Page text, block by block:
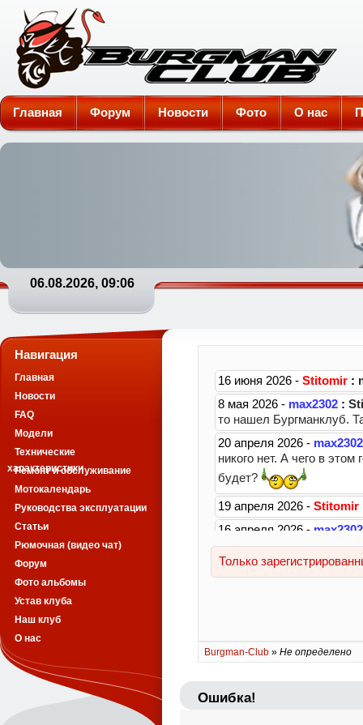
Burgman-Club
Главная Форум Новости Фото О нас
06.08.2026, 09:06
Burgman-Club » Не определено
Ошибка!
Навигация
Главная
Новости
FAQ
Модели
Технические
характеристики
Ремонт и обслуживание
Мотокалендарь
Руководства эксплуатации
Статьи
Рюмочная (видео чат)
Форум
Фото альбомы
Устав клуба
Наш клуб
О нас